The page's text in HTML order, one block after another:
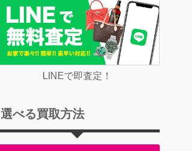
LINEで即査定！
選べる買取方法